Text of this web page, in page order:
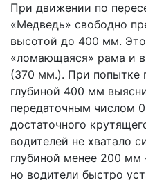
При движении по
«Медведь» свободно
высотой до 400 мм.
«ломающаяся» рама и
(370 мм.). При попытке
глубиной 400 мм
передаточным числом
достаточного
водителей не хватало
глубиной менее 200
но водители быстро